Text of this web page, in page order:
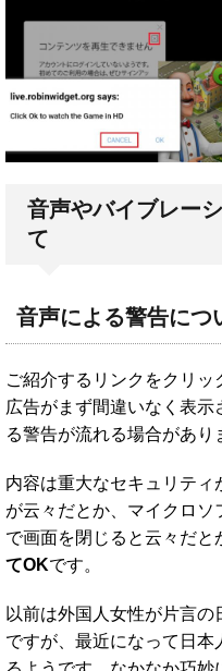
音声やバイブレー
て
音声による警告につ
ご紹介するリンクをクリ
広告がまず間違いなく表示
る警告が流れる場合があり
内容は重大なセキュリティ
が云々だとか、マイクロソ
で画面を閉じると云々だと
てOKです。
以前は外国人女性が片言
ですが、最近になって日